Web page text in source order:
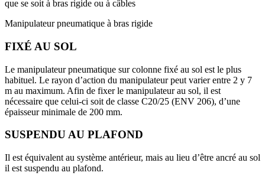
que se soit à bras rigide ou à câbles
Manipulateur pneumatique à bras rigide
FIXÉ AU SOL
Le manipulateur pneumatique sur colonne fixé au sol est le plus
habituel. Le rayon d’action du manipulateur peut varier entre 2 y 7
m au maximum. Afin de fixer le manipulateur au sol, il est
nécessaire que celui-ci soit de classe C20/25 (ENV 206), d’une
épaisseur minimale de 200 mm.
SUSPENDU AU PLAFOND
Il est équivalent au système antérieur, mais au lieu d’être ancré au sol
il est suspendu au plafond.